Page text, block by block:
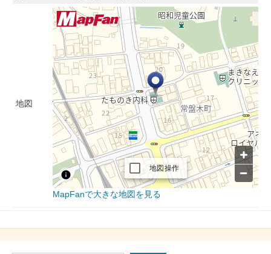
地図
MapFanで大きな地図を見る